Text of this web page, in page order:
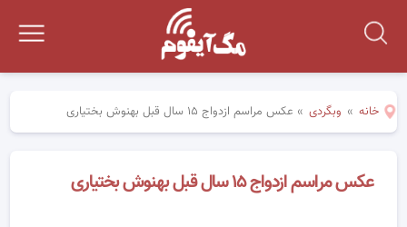
خانه » وبگردی » عکس مراسم ازدواج ۱۵ سال قبل بهنوش بختیاری
عکس مراسم ازدواج ۱۵ سال قبل بهنوش بختیاری